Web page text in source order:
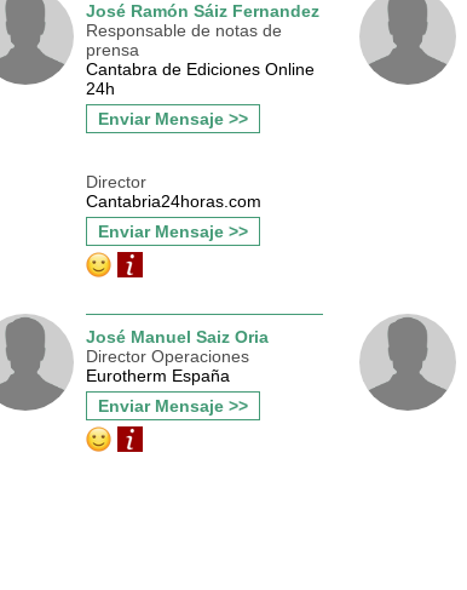
José Ramón Sáiz Fernandez
Responsable de notas de
prensa
Cantabra de Ediciones Online
24h
Enviar Mensaje >>
Director
Cantabria24horas.com
Enviar Mensaje >>
José Manuel Saiz Oria
Director Operaciones
Eurotherm España
Enviar Mensaje >>